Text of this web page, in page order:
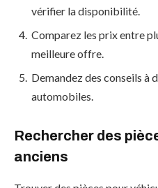
vérifier la disponibilité.
Comparez les prix entre
meilleure offre.
Demandez des conseils à
automobiles.
Rechercher des
anciens